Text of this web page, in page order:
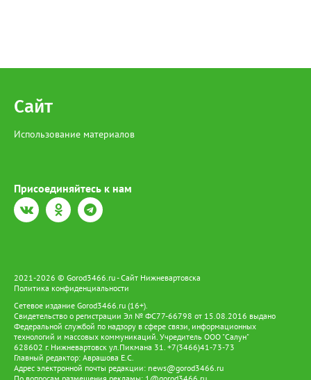
Сайт
Использование материалов
Присоединяйтесь к нам
2021-2026 © Gorod3466.ru - Сайт Нижневартовска
Политика конфиденциальности
Сетевое издание Gorod3466.ru (16+).
Свидетельство о регистрации Эл № ФС77-66798 от 15.08.2016 выдано
Федеральной службой по надзору в сфере связи, информационных
технологий и массовых коммуникаций. Учредитель ООО "Салун"
628602 г. Нижневартовск ул.Пикмана 31. +7(3466)41-73-73
Главный редактор: Аврашова Е.С.
Адрес электронной почты редакции: news@gorod3466.ru